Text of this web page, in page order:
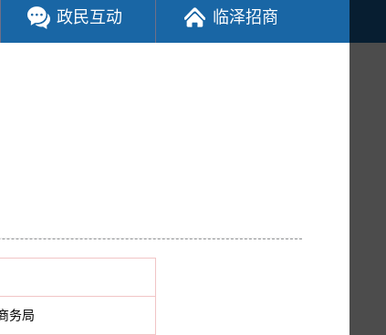
政民互动 临泽招商
务局